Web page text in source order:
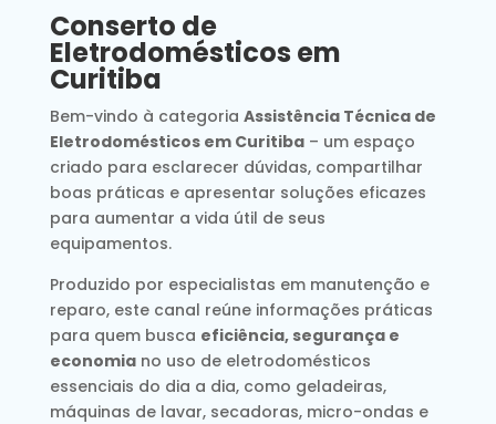
Conserto de
Eletrodomésticos em
Curitiba
Bem-vindo à categoria Assistência Técnica de
Eletrodomésticos em Curitiba– um espaço
criado para esclarecer dúvidas, compartilhar
boas práticas e apresentar soluções eficazes
para aumentar a vida útil de seus
equipamentos.
Produzido por especialistas em manutenção e
reparo, este canal reúne informações práticas
para quem busca eficiência, segurança e
economiano uso de eletrodomésticos
essenciais do dia a dia, como geladeiras,
máquinas de lavar, secadoras, micro-ondas e